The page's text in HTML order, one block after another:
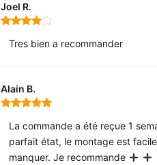
Joel R.
Note : 4 sur 5
Tres bien a recommander
Alain B.
Note : 5 sur 5
La commande a été reçue 1
parfait état, le montage est
manquer. Je recommande